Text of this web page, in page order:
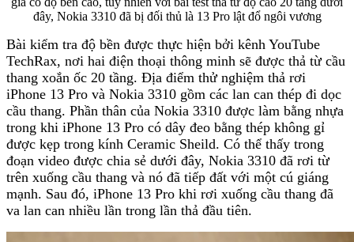
đây, Nokia 3310 đã bị đối thủ là 13 Pro lật đổ ngôi vương
Bài kiểm tra độ bền được thực hiện bởi kênh YouTube
TechRax, nơi hai điện thoại thông minh sẽ được thả từ cầu
thang xoắn ốc 20 tầng. Địa điểm thử nghiệm thả rơi
iPhone 13 Pro và Nokia 3310 gồm các lan can thép đi dọc
cầu thang. Phần thân của Nokia 3310 được làm bằng nhựa
trong khi iPhone 13 Pro có dây đeo bằng thép không gỉ
được kẹp trong kính Ceramic Sheild. Có thể thấy trong
đoạn video được chia sẻ dưới đây, Nokia 3310 đã rơi từ
trên xuống cầu thang và nó đã tiếp đất với một cú giáng
mạnh. Sau đó, iPhone 13 Pro khi rơi xuống cầu thang đã
va lan can nhiều lần trong lần thả đầu tiên.